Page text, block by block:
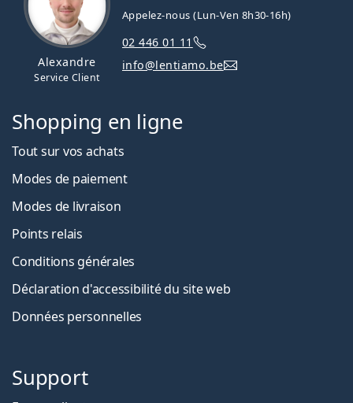
Alexandre
Service Client
Appelez-nous (Lun-Ven 8h30-16h)
02 446 01 11
info@lentiamo.be
Shopping en ligne
Tout sur vos achats
Modes de paiement
Modes de livraison
Points relais
Conditions générales
Déclaration d'accessibilité du site web
Données personnelles
Support